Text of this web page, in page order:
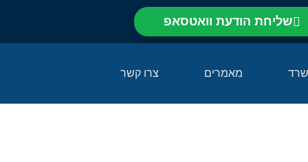
שליחת הודעת וואטסאפ⁩
מאמרים צרו קשר